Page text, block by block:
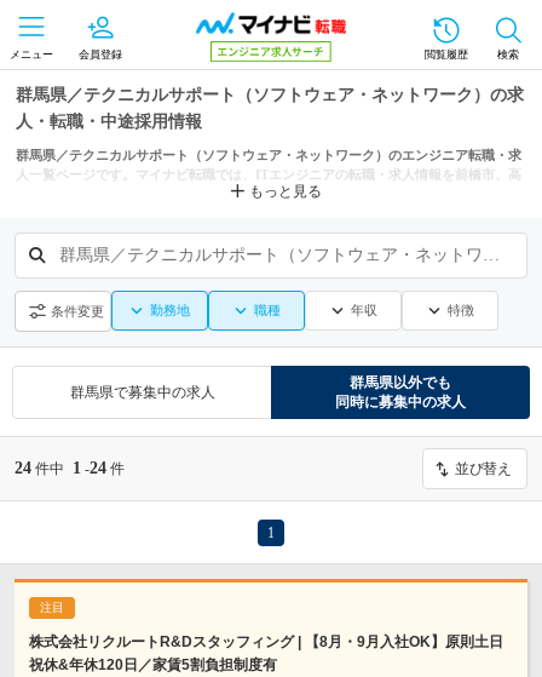
メニュー 会員登録 閲覧履歴 検索
群馬県／テクニカルサポート（ソフトウェア・ネットワーク）の求
人・転職・中途採用情報
群馬県／テクニカルサポート（ソフトウェア・ネットワーク）のエンジニア転職・求
人一覧ページです。マイナビ転職では、ITエンジニアの転職・求人情報を前橋市、高
崎市、伊勢崎市などの条件からも探せます。もっと見る
群馬県／テクニカルサポート（ソフトウェア・ネットワーク）
条件変更 勤務地 職種 年収 特徴
群馬県で募集中の求人
群馬県以外でも
同時に募集中の求人
24 件中 1 -24 件 並び替え
1
株式会社リクルートR&Dスタッフィング | 【8月・9月入社OK】原則土日
祝休&年休120日／家賃5割負担制度有